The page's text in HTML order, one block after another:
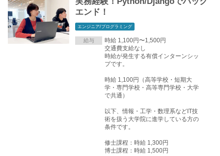
エンド！
エンジニア/プログラミング
給与
時給 1,100円〜1,500円
交通費支給なし
時給が発生する有償インターンシッ
プです。
時給 1,100円（高等学校・短期大
学・専門学校・高等専門学校・大学
で共通）
以下、情報・工学・数理系などIT技
術を扱う大学院に進学している方の
条件です。
修士課程：時給 1,300円
博士課程：時給 1,500円